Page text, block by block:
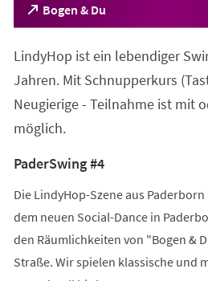
Bogen & Du
(Öffnet
in
neuen
Tab)
LindyHop ist ein lebendiger
Jahren. Mit Schnupperkurs
Neugierige - Teilnahme ist mit
möglich.
PaderSwing #4
Die LindyHop-Szene aus
dem neuen Social-Dance in
den Räumlichkeiten von "Bogen &
Straße. Wir spielen klassische und